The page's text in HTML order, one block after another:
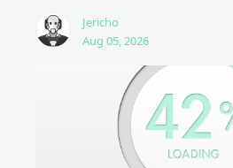
Jericho
Aug 05, 2026